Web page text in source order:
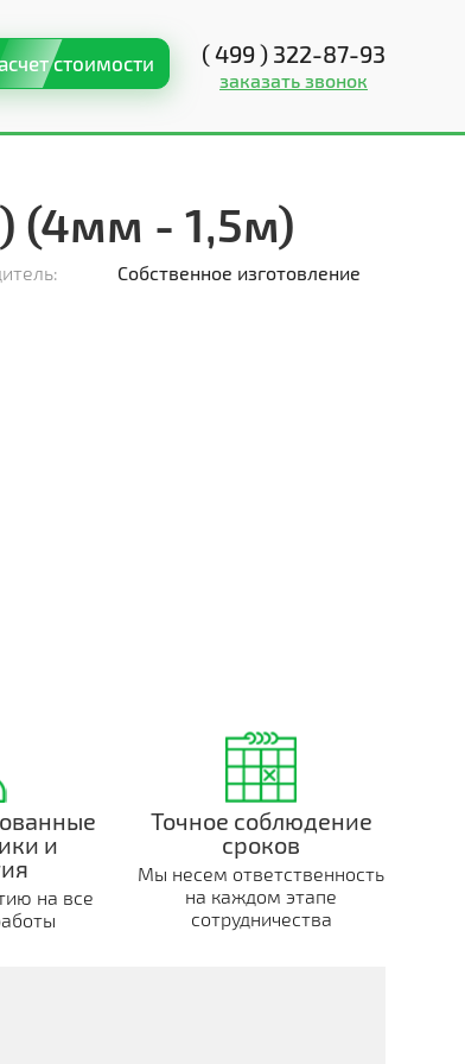
стоимости ( 499 ) 322-87-93
заказать звонок
(4мм - 1,5м)
Собственное изготовление
и
на все
Точное соблюдение
сроков
Мы несем ответственность
на каждом этапе
сотрудничества